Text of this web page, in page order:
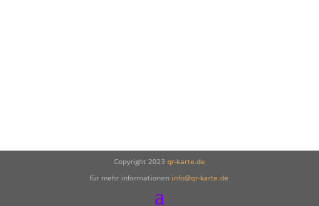
Copyright 2023 qr-karte.de
für mehr informationen info@qr-karte.de